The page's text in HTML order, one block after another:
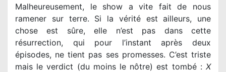
Malheureusement, le show a vite fait de nous
ramener sur terre. Si la vérité est ailleurs, une
chose est sûre, elle n’est pas dans cette
résurrection, qui pour l’instant après deux
épisodes, ne tient pas ses promesses. C’est triste
mais le verdict (du moins le nôtre) est tombé : X